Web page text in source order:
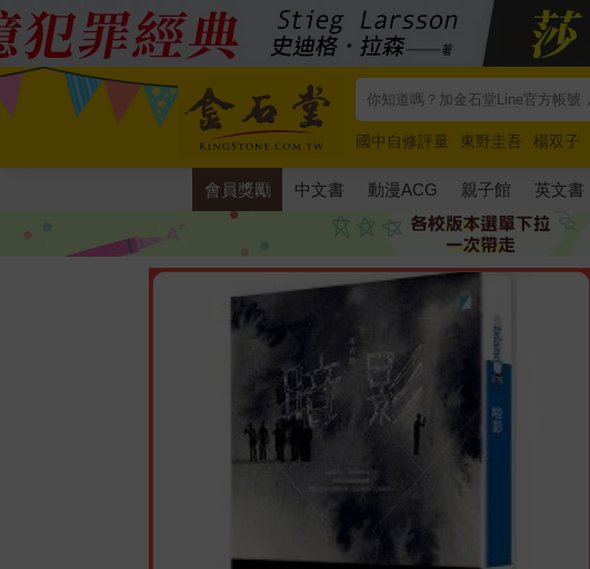
國中自修評量 東野圭吾 楊双子
唯紅花綻放
奧德賽 路邊攤新作
會員獎勵 中文書 動漫ACG 親子館 英文書